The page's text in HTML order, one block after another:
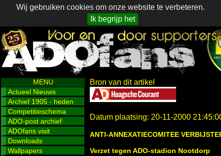
Wij gebruiken cookies om onze website te verbeteren.
Ik begrijp het
MENU
Actueel Nieuws
Archief 1905 - heden
Competitieschema
ADO-post archief
ADOfans visit
Downloads
Wallpapers
Bron van dit artikel
Datum plaatsing: 20-11-2000
ANTI-ANNEXATIECOMITEE
Verzet tegen ADO-stadion Nootdorp